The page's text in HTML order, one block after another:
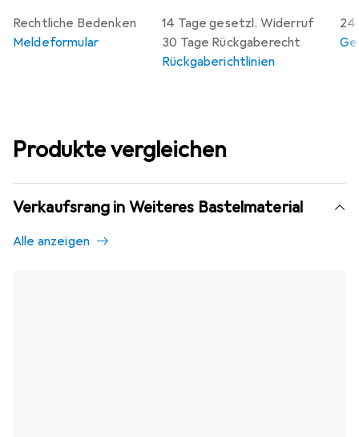
14 Tage gesetzl. Widerruf
30 Tage Rückgaberecht
Rückgaberichtlinien
24
Rechtliche Bedenken
Meldeformular
Produkte vergleichen
Verkaufsrang in Weiteres Bastelmaterial
Alle anzeigen